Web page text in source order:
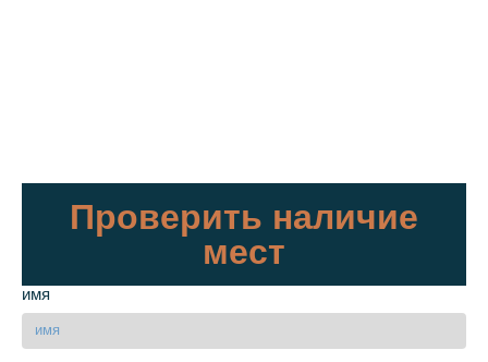
Проверить наличие
мест
имя